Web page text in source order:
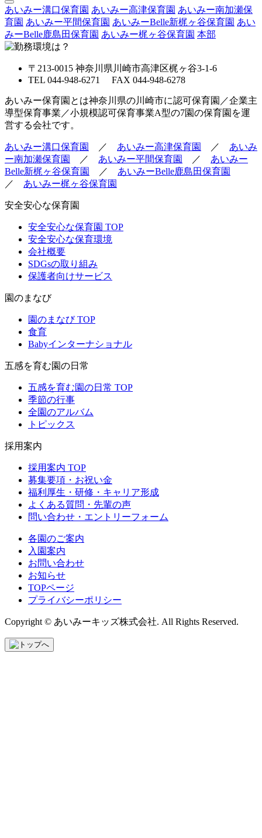
あいみー溝口保育園 あいみー高津保育園 あいみー南加瀬保
育園 あいみー平間保育園 あいみーBelle新梶ヶ谷保育園 あい
みーBelle鹿島田保育園 あいみー梶ヶ谷保育園 本部
〒213-0015 神奈川県川崎市高津区梶ヶ谷3-1-6
TEL 044-948-6271 FAX 044-948-6278
あいみー保育園とは神奈川県の川崎市に認可保育園／企業主
導型保育事業／小規模認可保育事業A型の7園の保育園を運
営する会社です。
あいみー溝口保育園 ／ あいみー高津保育園 ／ あいみ
ー南加瀬保育園
／ あいみー平間保育園 ／ あいみー
Belle新梶ヶ谷保育園
／ あいみーBelle鹿島田保育園
／ あいみー梶ヶ谷保育園
安全安心な保育園
安全安心な保育園 TOP
安全安心な保育環境
会社概要
SDGsの取り組み
保護者向けサービス
園のまなび
園のまなび TOP
食育
Babyインターナショナル
五感を育む園の日常
五感を育む園の日常 TOP
季節の行事
全園のアルバム
トピックス
採用案内
採用案内 TOP
募集要項・お祝い金
福利厚生・研修・キャリア形成
よくある質問・先輩の声
問い合わせ・エントリーフォーム
各園のご案内
入園案内
お問い合わせ
お知らせ
TOPページ
プライバシーポリシー
Copyright © あいみーキッズ株式会社. All Rights Reserved.